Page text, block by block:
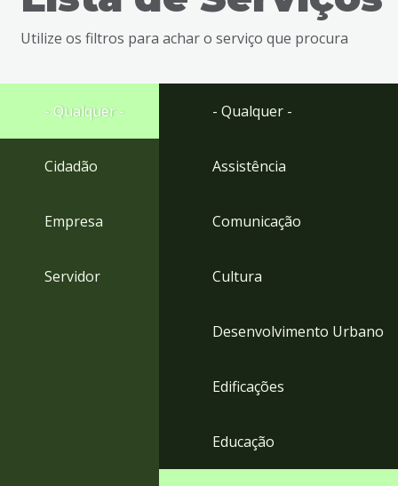
busca
Ir
rodapé
Utilize os filtros para achar o serviço que procura
- Qualquer -
Cidadão
Empresa
Servidor
- Qualquer -
Assistência
Comunicação
Cultura
Desenvolvimento Urbano
Edificações
Educação